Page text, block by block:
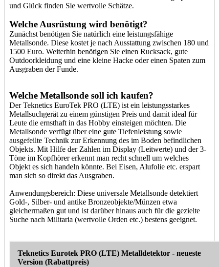
und Glück finden Sie wertvolle Schätze.
Welche Ausrüstung wird benötigt?
Zunächst benötigen Sie natürlich eine leistungsfähige
Metallsonde. Diese kostet je nach Ausstattung zwischen 180 und
1500 Euro. Weiterhin benötigen Sie einen Rucksack, gute
Outdoorkleidung und eine kleine Hacke oder einen Spaten zum
Ausgraben der Funde.
Welche Metallsonde soll ich kaufen?
Der Teknetics EuroTek PRO (LTE) ist ein leistungsstarkes
Metallsuchgerät zu einem günstigen Preis und damit ideal für
Leute die ernsthaft in das Hobby einsteigen möchten. Die
Metallsonde verfügt über eine gute Tiefenleistung sowie
ausgefeilte Technik zur Erkennung des im Boden befindlichen
Objekts. Mit Hilfe der Zahlen im Display (Leitwerte) und der 3-
Töne im Kopfhörer erkennt man recht schnell um welches
Objekt es sich handeln könnte. Bei Eisen, Alufolie etc. erspart
man sich so direkt das Ausgraben.
Anwendungsbereich: Diese universale Metallsonde detektiert
Gold-, Silber- und antike Bronzeobjekte/Münzen etwa
gleichermaßen gut und ist darüber hinaus auch für die gezielte
Suche nach Militaria (wertvolle Orden etc.) bestens geeignet.
Teknetics Eurotek PRO (LTE) Metalldetektor - neueste
Version (Rabattpreis)